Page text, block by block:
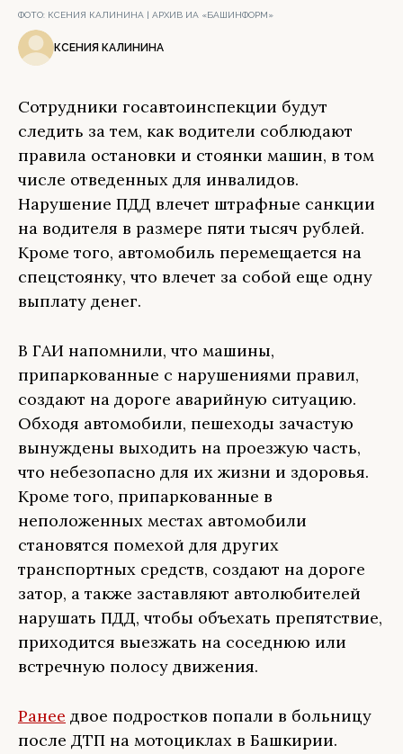
ФОТО: КСЕНИЯ КАЛИНИНА | АРХИВ ИА «БАШИНФОРМ»
КСЕНИЯ КАЛИНИНА
Сотрудники госавтоинспекции будут
следить за тем, как водители соблюдают
правила остановки и стоянки машин, в том
числе отведенных для инвалидов.
Нарушение ПДД влечет штрафные санкции
на водителя в размере пяти тысяч рублей.
Кроме того, автомобиль перемещается на
спецстоянку, что влечет за собой еще одну
выплату денег.
В ГАИ напомнили, что машины,
припаркованные с нарушениями правил,
создают на дороге аварийную ситуацию.
Обходя автомобили, пешеходы зачастую
вынуждены выходить на проезжую часть,
что небезопасно для их жизни и здоровья.
Кроме того, припаркованные в
неположенных местах автомобили
становятся помехой для других
транспортных средств, создают на дороге
затор, а также заставляют автолюбителей
нарушать ПДД, чтобы объехать препятствие,
приходится выезжать на соседнюю или
встречную полосу движения.
Ранее двое подростков попали в больницу
после ДТП на мотоциклах в Башкирии.